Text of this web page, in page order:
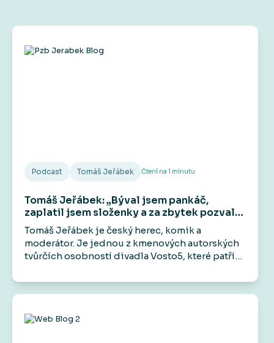
Podcast Tomáš Jeřábek Čtení na 1 minutu
Tomáš Jeřábek: „Býval jsem pankáč,
zaplatil jsem složenky a za zbytek pozval
kámoše do hospody.“
Tomáš Jeřábek je český herec, komik a
moderátor. Je jednou z kmenových autorských
tvůrčích osobností divadla Vosto5, které patří
seriálech Základka, Rapl i ve filmech jako
Gangster Ka, Román pro ženy nebo Šarlatán.
televizních reklam.